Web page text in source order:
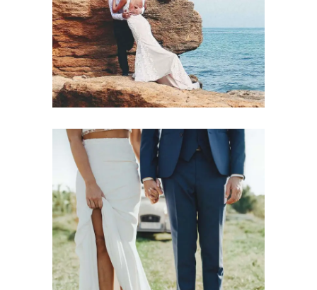
PERFECT BOUQUETS
Photography
NEWLYWED COUPLE